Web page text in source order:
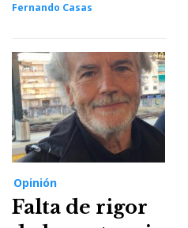
Fernando Casas
Opinión
Falta de rigor